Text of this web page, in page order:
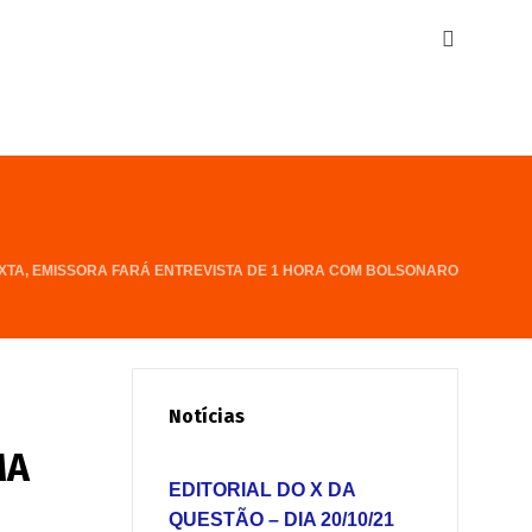
EMISSORA FARÁ ENTREVISTA DE 1 HORA COM BOLSONARO
Notícias
EDITORIAL DO X DA
QUESTÃO – DIA 20/10/21